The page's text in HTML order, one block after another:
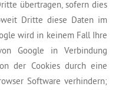
übertragen, sofern dies
Dritte diese Daten im
wird in keinem Fall Ihre
Google in Verbindung
der Cookies durch eine
Software verhindern;